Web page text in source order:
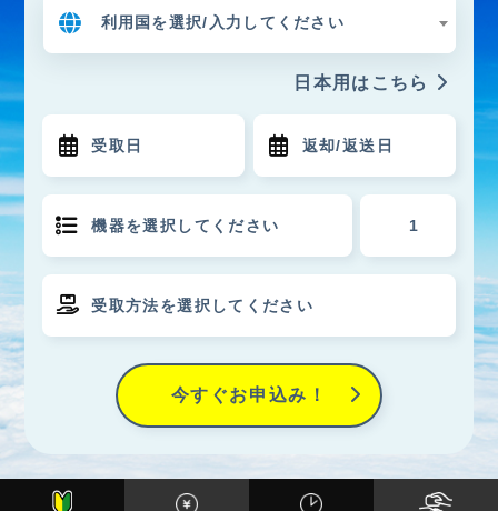
利用国を選択/入力してください
日本用はこちら
今すぐお申込み！